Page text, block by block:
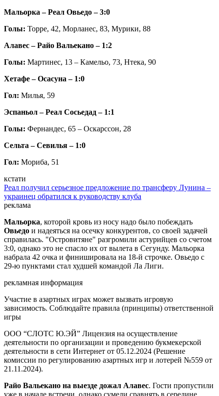
Мальорка – Реал Овьедо – 3:0
Голы: Торре, 42, Морланес, 83, Мурики, 88
Алавес – Райо Вальекано – 1:2
Голы: Мартинес, 13 – Камельо, 73, Нтека, 90
Хетафе – Осасуна – 1:0
Гол: Милья, 59
Эспаньол – Реал Сосьедад – 1:1
Голы: Фернандес, 65 – Оскарссон, 28
Сельта – Севилья – 1:0
Гол: Мориба, 51
кстати
Реал получил серьезное предложение по трансферу Лунина –
украинец обратился к руководству клуба
реклама
Мальорка, которой кровь из носу надо было побеждать
Овьедо и надеяться на осечку конкурентов, со своей задачей
справилась. "Островитяне" разгромили астурийцев со счетом
3:0, однако это не спасло их от вылета в Сегунду. Мальорка
набрала 42 очка и финишировала на 18-й строчке. Овьедо с
29-ю пунктами стал худшей командой Ла Лиги.
рекламная информация
Участие в азартных играх может вызвать игровую
зависимость. Соблюдайте правила (принципы) ответственной
игры
ООО “СЛОТС Ю.ЭЙ” Лицензия на осуществление
деятельности по организации и проведению букмекерской
деятельности в сети Интернет от 05.12.2024 (Решение
комиссии по регулированию азартных игр и лотерей №559 от
21.11.2024).
Райо Вальекано на выезде дожал Алавес. Гости пропустили